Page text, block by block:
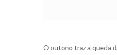
O outono traz a queda